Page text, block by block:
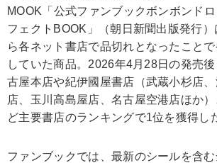
MOOK「公式ファンブックボンボンド
フェクトBOOK」（朝日新聞出版発行
ら各ネット書店で品切れとなったこと
していた商品。2026年4月28日の発売
古屋本店や紀伊國屋書店（武蔵小杉店
店、玉川高島屋店、名古屋空港店ほか
ど主要書店のランキングで1位を獲得し
ファンブックでは、最新のシールを含